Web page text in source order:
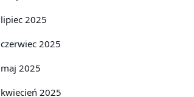
lipiec 2025
czerwiec 2025
maj 2025
kwiecień 2025